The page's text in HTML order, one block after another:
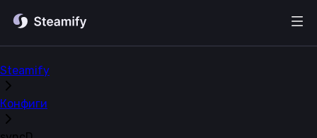
Steamify
Конфиги